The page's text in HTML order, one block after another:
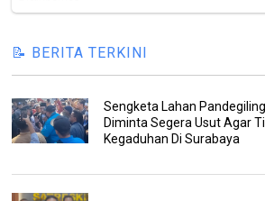
📝 BERITA TERKINI
Sengketa Lahan
Diminta Segera Usut Agar
Kegaduhan Di Surabaya